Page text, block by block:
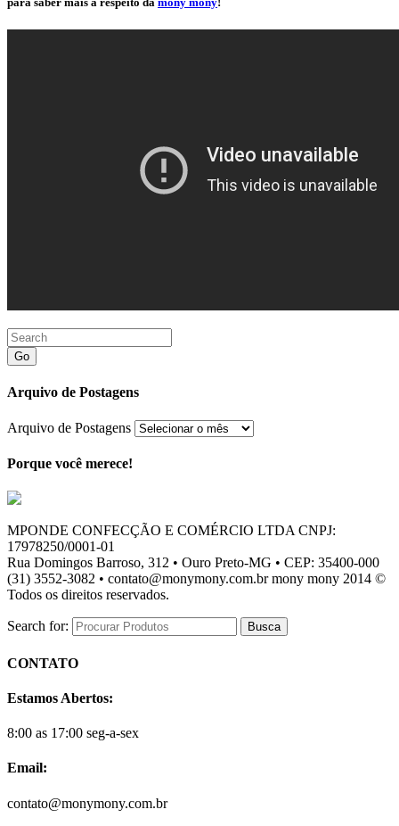
Go
Arquivo de Postagens
Arquivo de Postagens
Porque você merece!
MPONDE CONFECÇÃO E COMÉRCIO LTDA CNPJ:
17978250/0001-01
Rua Domingos Barroso, 312 • Ouro Preto-MG • CEP: 35400-000
(31) 3552-3082 • contato@monymony.com.br mony mony 2014 ©
Todos os direitos reservados.
Search for:
CONTATO
Estamos Abertos:
8:00 as 17:00 seg-a-sex
Email:
contato@monymony.com.br